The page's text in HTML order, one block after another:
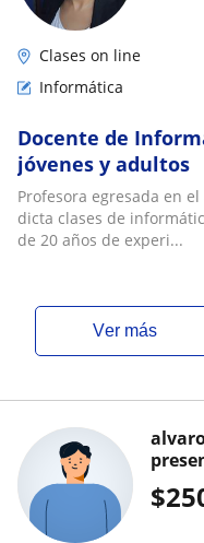
Clases on line
Informática
Docente de
jóvenes y adultos
Profesora egresada en
dicta clases de
de 20 años de experi...
ver más
$